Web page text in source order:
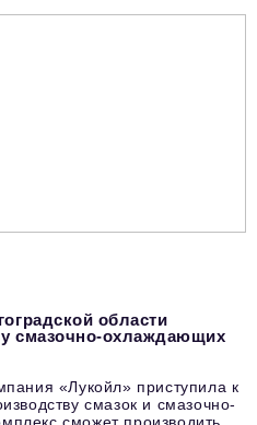
области
смазочно-охлаждающих
«Лукойл» приступила к
смазок и смазочно-
сможет производить